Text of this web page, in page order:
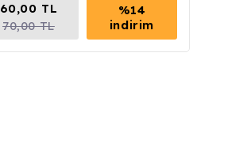
60,00 TL
70,00 TL
%14
indirim